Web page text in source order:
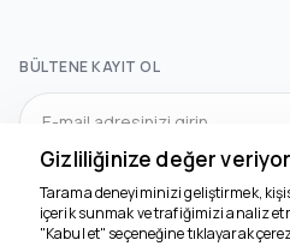
BÜLTENE KAYIT OL
SOSYAL MEDYA
Gizliliğinize değer
Tarama deneyiminizi geliştirmek,
içerik sunmak ve trafiğimizi analiz
"Kabul et" seçeneğine tıklayarak